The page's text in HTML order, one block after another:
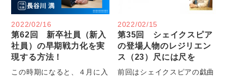
2022/02/16
第62回 新卒社員（新入
社員）の早期戦力化を実
現する方法！
この時期になると、４月に入
2022/02/15
第35回 シェイクスピア
の登場人物のレジリエン
ス（23）尺には尺を
前回はシェイクスピアの戯曲